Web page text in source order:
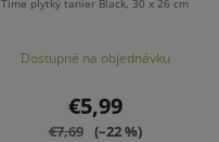
Time plytký tanier Black, 30 x 26 cm
Dostupné na objednávku
€5,99
€7,69 (–22 %)